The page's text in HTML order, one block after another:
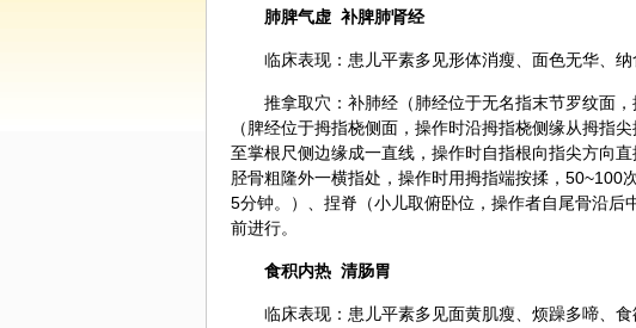
肺脾气虚 补脾肺肾经
临床表现：患儿平素多见形体消瘦、面色无华、纳
推拿取穴：补肺经（肺经位于无名指末节罗纹面
（脾经位于拇指桡侧面，操作时沿拇指桡侧缘从拇指
至掌根尺侧边缘成一直线，操作时自指根向指尖方向
胫骨粗隆外一横指处，操作时用拇指端按揉，50~100
5分钟。）、捏脊（小儿取俯卧位，操作者自尾骨沿
前进行。
食积内热 清肠胃
临床表现：患儿平素多见面黄肌瘦、烦躁多啼、